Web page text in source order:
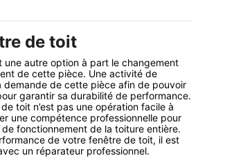
de toit
autre option à part le changement
de cette pièce. Une activité de
demande de cette pièce afin de pouvoir
garantir sa durabilité de performance.
toit n’est pas une opération facile à
une compétence professionnelle pour
fonctionnement de la toiture entière.
de votre fenêtre de toit, il est
un réparateur professionnel.